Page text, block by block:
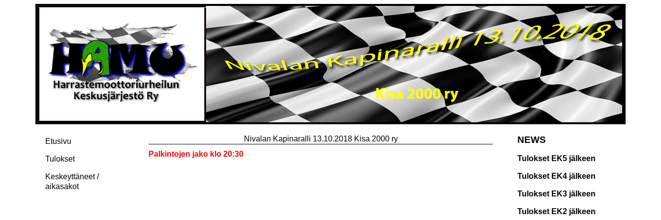
Etusivu
Tulokset
Keskeyttäneet /
aikasakot
Nivalan Kapinaralli 13.10.2018 Kisa 2000 ry
Palkintojen jako klo 20:30
NEWS
Tulokset EK5 jälkeen
Tulokset EK4 jälkeen
Tulokset EK3 jälkeen
Tulokset EK2 jälkeen